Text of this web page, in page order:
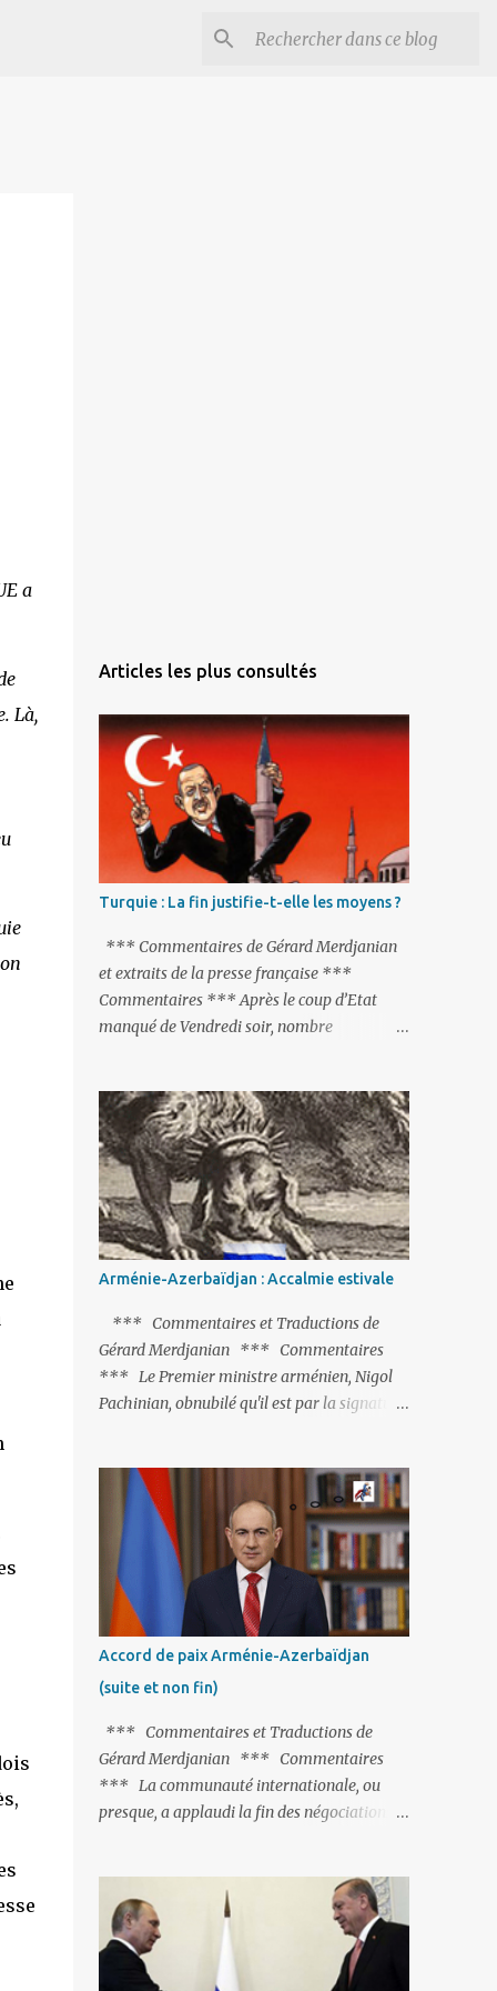
a
Là,
Articles les plus consultés
Turquie : La fin justifie-t-elle les moyens ?
*** Commentaires de Gérard Merdjanian
et extraits de la presse française ***
Commentaires *** Après le coup d’Etat
manqué de Vendredi soir, nombre
monde condamne le coup d’Etat mené par
une partie de l’armée et trouve normal que
les putschistes soient jugés. Mais là où le bât
blesse, c’est sur les actions menées par le
président Erdoğan, et pour certains sur la
réalisation du putsch lui-même.
Arménie-Azerbaïdjan : Accalmie estivale
*** Commentaires et Traductions de
Gérard Merdjanian *** Commentaires
*** Le Premier ministre arménien, Nigol
Pachinian, obnubilé qu'il est par la signature
fort avisé de lire les fables de Jean de La
Fontaine et plus particulièrement, « Le
Chien qui lâche sa proie pour l'ombre ».
C'est hélas fort peu probable ; l'Histoire ou la
Littérature ne sont pas ses points forts, pas
plus d'ailleurs que les négociations avec le
tandem turco-azéri. Faisant fi de tout ce qui
précède la chute de l'URSS, il est
exclusivement intéressé par ce qu'il nomme
« l'Arménie réelle ». Même les trois
présidents qu'ils l'ont précédés ne trouvent
pas grâce à ses yeux, les traitant de tous les
noms, avant de les traîner en justice. Et
arménienne, les...
Accord de paix Arménie-Azerbaïdjan
(suite et non fin)
*** Commentaires et Traductions de
Gérard Merdjanian *** Commentaires
*** La communauté internationale, ou
presque, a applaudi la fin des négociations
plus qu’à le finaliser. Oui, mais… Rappelons
que le projet d'accord de paix comprend 17
articles, dont 15 avaient déjà fait l'objet d'un
accord. Les deux points non résolus portaient